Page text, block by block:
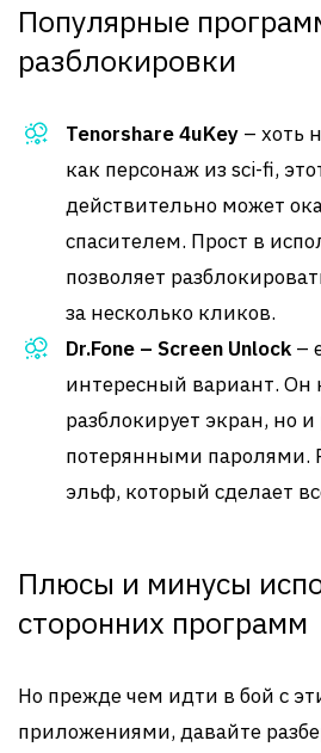
Популярные
разблокировки
Tenorshare 4uKey – хоть
как персонаж из sci-fi,
действительно может
спасителем. Прост в
позволяет
за несколько кликов.
Dr.Fone – Screen Unlock –
интересный вариант. Он
разблокирует экран, но и
потерянными паролями.
эльф, который сделает
Плюсы и минусы
сторонних программ
Но прежде чем идти в бой с
приложениями, давайте